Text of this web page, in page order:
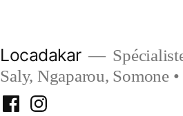
Locadakar
Saly, Ngaparou, Somone
FacebookInstagram